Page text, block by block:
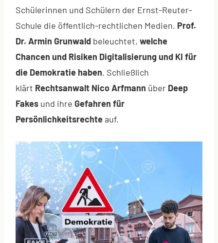
Schülerinnen und Schülern der Ernst-Reuter-
Schule die öffentlich-rechtlichen Medien. Prof.
Dr. Armin Grunwald beleuchtet, welche
Chancen und Risiken Digitalisierung und KI für
die Demokratie haben. Schließlich
klärt Rechtsanwalt Nico Arfmann über Deep
Fakes und ihre Gefahren für
Persönlichkeitsrechte auf.